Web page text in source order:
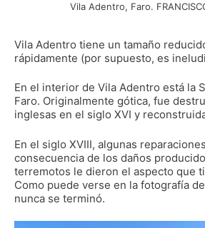
Vila Adentro, Faro.
Vila Adentro tiene un tamaño
rápidamente (por supuesto, es
En el interior de Vila Adentro está la
Faro. Originalmente gótica, fue
inglesas en el siglo XVI y
En el siglo XVIII, algunas
consecuencia de los daños
terremotos le dieron el aspecto que
Como puede verse en la fotografía
nunca se terminó.